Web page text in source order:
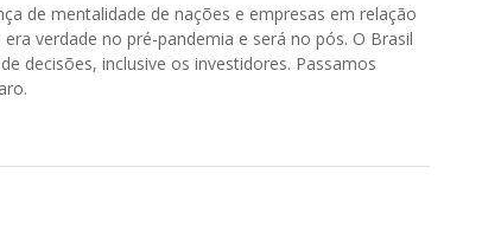
de mentalidade de nações e empresas em relação
verdade no pré-pandemia e será no pós. O Brasil
decisões, inclusive os investidores. Passamos